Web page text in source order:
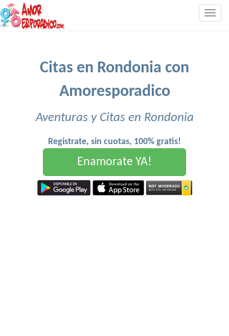
Citas en Rondonia con
Amoresporadico
Aventuras y Citas en Rondonia
Registrate, sin cuotas, 100% gratis!
Enamorate YA!